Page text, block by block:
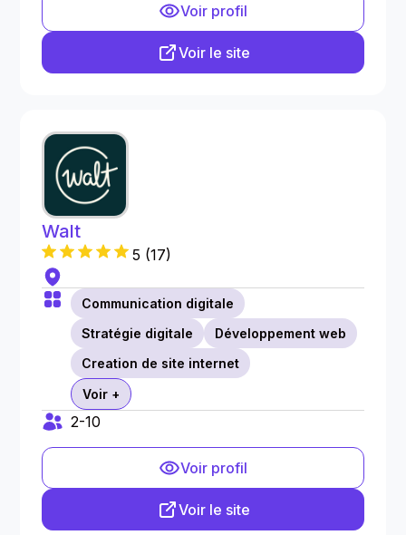
Voir profil
Voir le site
Walt
5 (17)
Communication digitale
Stratégie digitale
Développement web
Creation de site internet
Voir +
2-10
Voir profil
Voir le site